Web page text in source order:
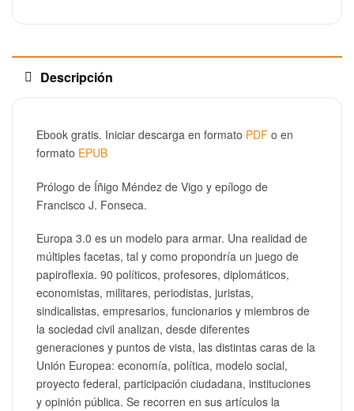
Descripción
Ebook gratis. Iniciar descarga en formato PDF o en
formato EPUB
Prólogo de Íñigo Méndez de Vigo y epílogo de
Francisco J. Fonseca.
Europa 3.0 es un modelo para armar. Una realidad de
múltiples facetas, tal y como propondría un juego de
papiroflexia. 90 políticos, profesores, diplomáticos,
economistas, militares, periodistas, juristas,
sindicalistas, empresarios, funcionarios y miembros de
la sociedad civil analizan, desde diferentes
generaciones y puntos de vista, las distintas caras de la
Unión Europea: economía, política, modelo social,
proyecto federal, participación ciudadana, instituciones
y opinión pública. Se recorren en sus artículos la